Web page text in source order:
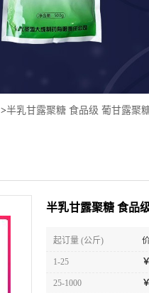
>半乳甘露聚糖 食品级 葡甘露聚
半乳甘露聚糖 食品
起订量 (公斤)
1-25 ￥
25-1000 ￥